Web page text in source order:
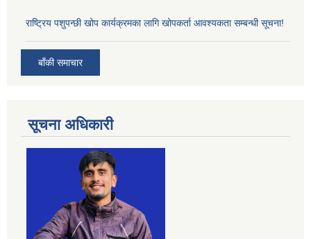
राष्ट्रिय पशुपन्छी खोप कार्यक्रमका लागि खोपकर्ता आवश्यकता सम्बन्धी सूचना!
बाँकी समाचार
सूचना अधिकारी